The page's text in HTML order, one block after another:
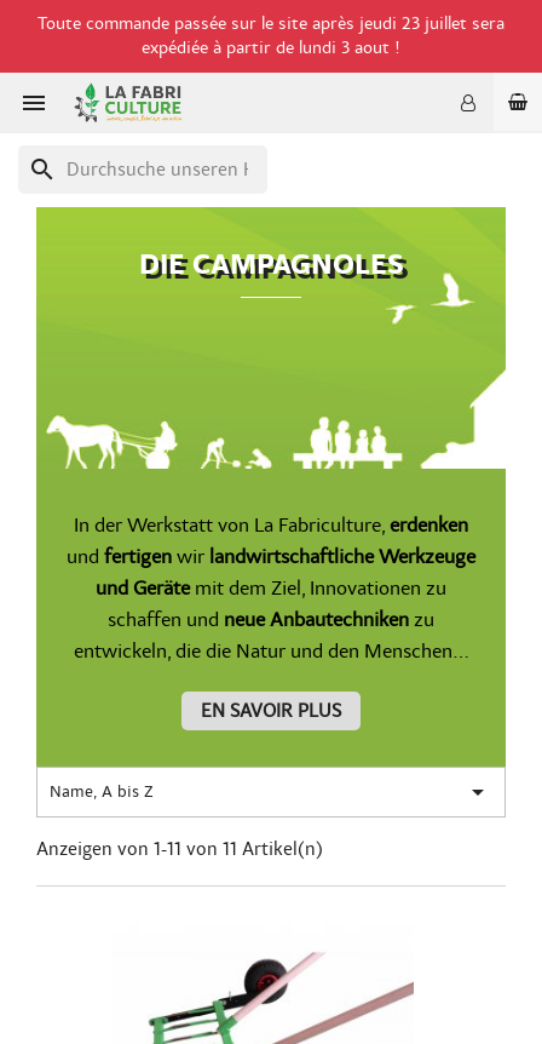
Toute commande passée sur le site après jeudi 23 juillet sera
expédiée à partir de lundi 3 aout !

search
DIE CAMPAGNOLES
In der Werkstatt von La Fabriculture,erdenken
und fertigenwir landwirtschaftliche Werkzeuge
und Gerätemit dem Ziel, Innovationen zu
schaffen und neue Anbautechnikenzu
entwickeln, die die Natur und den Menschen...
EN SAVOIR PLUS
Name, A bis Z 
Anzeigen von 1-11 von 11 Artikel(n)